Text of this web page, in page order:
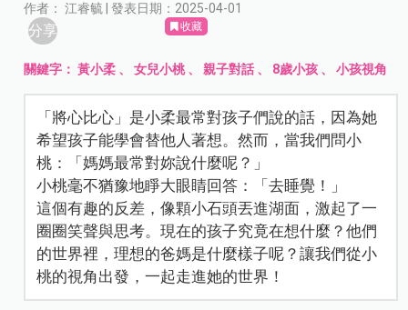
作者： 江睿毓 | 發表日期：2025-04-01
分享 收藏
關鍵字：黃小柔 、女兒小桃、親子對話 、 8歲小孩 、小孩視角
「將心比心」是小柔最常對孩子們說的話，因為她
希望孩子能學會替他人著想。然而，當我們問小
桃：「媽媽最常對妳說什麼呢？」
小桃毫不猶豫地睜大眼睛回答：「去睡覺！」
這個有趣的反差，像顆小石頭丟進湖面，激起了一
圈圈笑聲與思考。現在的孩子究竟在想什麼？他們
的世界裡，理想的爸媽是什麼樣子呢？讓我們從小
桃的視角出發，一起走進她的世界！